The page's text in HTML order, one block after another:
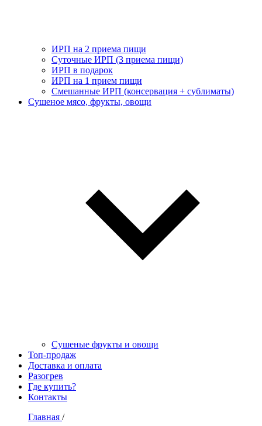
ИРП на 2 приема пищи
Суточные ИРП (3 приема пищи)
ИРП в подарок
ИРП на 1 прием пищи
Смешанные ИРП (консервация + сублиматы)
Сушеное мясо, фрукты, овощи
Сушеные фрукты и овощи
Топ-продаж
Доставка и оплата
Разогрев
Где купить?
Контакты
Главная /